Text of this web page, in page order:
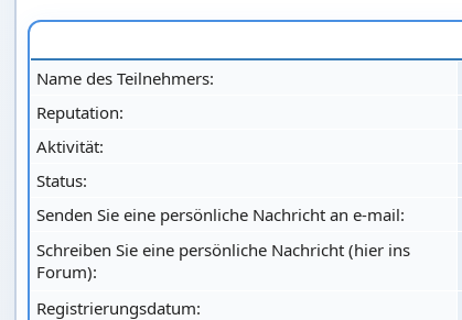
Name des Teilnehmers:
Reputation:
Aktivität:
Status:
Senden Sie eine persönliche Nachricht an e-mail:
Schreiben Sie eine persönliche Nachricht (hier ins
Forum):
Registrierungsdatum: